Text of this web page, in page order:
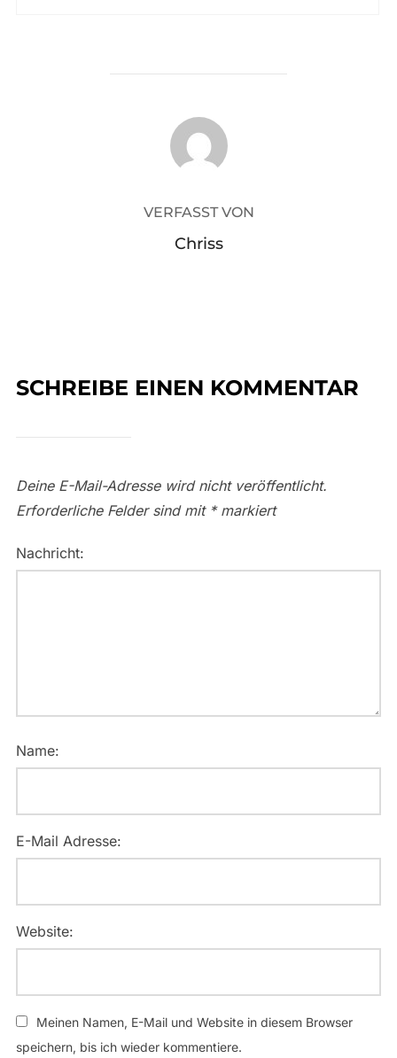
BEITRAGSAUTOR
VERFASST VON
Chriss
SCHREIBE EINEN KOMMENTAR
Deine E-Mail-Adresse wird nicht veröffentlicht.
Erforderliche Felder sind mit *markiert
Nachricht:
Name:
E-Mail Adresse:
Website:
Meinen Namen, E-Mail und Website in diesem Browser
speichern, bis ich wieder kommentiere.